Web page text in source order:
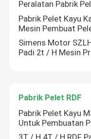
Peralatan Pabrik
Pabrik Pelet Kayu
Mesin Pembuat
Simens Motor
Padi 2t / H Mesin
Pabrik Pelet RDF
Pabrik Pelet Kayu
Untuk Pembuatan